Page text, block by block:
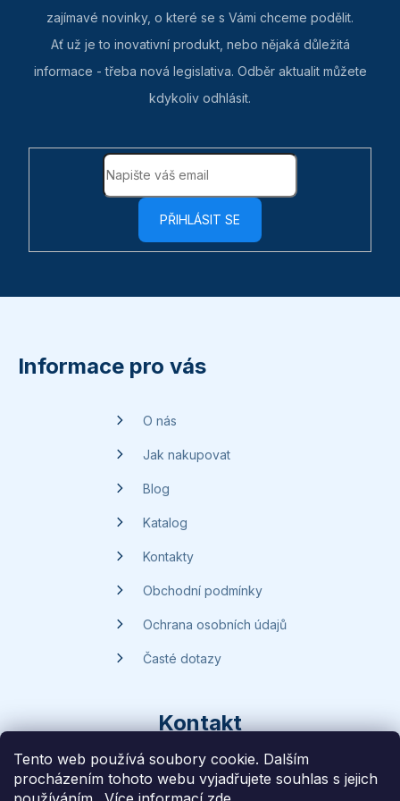
Tento web používá soubory cookie. Dalším
procházením tohoto webu vyjadřujete souhlas s jejich
k
y
v
ý
p
s
u
zajímavé novinky, o které se s Vámi chceme podělit.
Ať už je to inovativní produkt, nebo nějaká důležitá
informace - třeba nová legislativa. Odběr aktualit můžete
kdykoliv odhlásit.
PŘIHLÁSIT SE
Informace pro vás
O nás
Jak nakupovat
Blog
Katalog
Kontakty
Obchodní podmínky
Ochrana osobních údajů
Časté dotazy
Kontakt
dotazy @handsave.cz